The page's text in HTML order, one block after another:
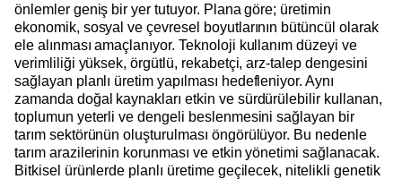
önlemler geniş bir yer tutuyor. Plana göre; üretimin
ekonomik, sosyal ve çevresel boyutlarının bütüncül olarak
ele alınması amaçlanıyor. Teknoloji kullanım düzeyi ve
verimliliği yüksek, örgütlü, rekabetçi, arz-talep dengesini
sağlayan planlı üretim yapılması hedefleniyor. Aynı
zamanda doğal kaynakları etkin ve sürdürülebilir kullanan,
toplumun yeterli ve dengeli beslenmesini sağlayan bir
tarım sektörünün oluşturulması öngörülüyor. Bu nedenle
tarım arazilerinin korunması ve etkin yönetimi sağlanacak.
Bitkisel ürünlerde planlı üretime geçilecek, nitelikli genetik